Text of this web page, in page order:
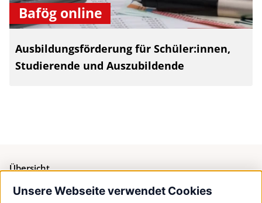
Unsere Webseite verwendet Cookies
Bafög online
Ausbildungsförderung für Schüler:innen,
Studierende und Auszubildende
Übersicht
Bürgerservice